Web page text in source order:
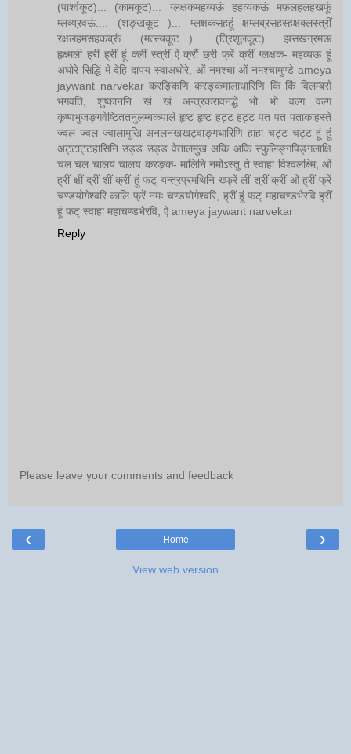
(पार्श्वकूट)... (कामकूट)... ग्लक्षकमहव्यऊं हहव्यकऊं मफ़लहलहखफूं
म्लव्य्रवऊं.... (शङ्खकूट )... म्लक्षकसहहूं क्षम्लब्रसहस्हक्षक्लस्त्रीं
रक्षलहमसहकब्रूं... (मत्स्यकूट ).... (त्रिशूलकूट)... झसखग्रमऊ
हृक्ष्मली ह्रीं ह्रीं हूं क्लीं स्त्रीं ऐं क्रौं छ्री फ्रें क्रीं ग्लक्षक- महव्यऊ हूं
अघोरे सिद्धिं मे देहि दापय स्वाअघोरे, ओं नमश्चा ओं नमश्चामुण्डे ameya
jaywant narvekar करङ्किणि करङ्कमालाधारिणि किं किं विलम्बसे
भगवति, शुष्काननि खं खं अन्त्रकरावनद्धे भो भो वल्ग वल्ग
कृष्णभुजङ्गवेष्टिततनुलम्बकपाले हृष्ट हृष्ट हट्ट हट्ट पत पत पताकाहस्ते
ज्वल ज्वल ज्वालामुखि अनलनखखट्वाङ्गधारिणि हाहा चट्ट चट्ट हूं हूं
अट्टाट्टहासिनि उड्ड उड्ड वेतालमुख अकि अकि स्फुलिङ्गपिङ्गलाक्षि
चल चल चालय चालय करङ्क- मालिनि नमोऽस्तु ते स्वाहा विश्वलक्ष्मि, ओं
ह्रीं क्षीं द्रीं शीं क्रीं हूं फट् यन्त्रप्रमथिनि ख्फ्रें लीं श्रीं क्रीं ओं ह्रीं फ्रें
चण्डयोगेश्वरि कालि फ्रें नमः चण्डयोगेश्वरि, ह्रीं हूं फट् महाचण्डभैरवि ह्रीं
हूं फट् स्वाहा महाचण्डभैरवि, ऐं ameya jaywant narvekar
Reply
Please leave your comments and feedback
‹ ›
Home
View web version